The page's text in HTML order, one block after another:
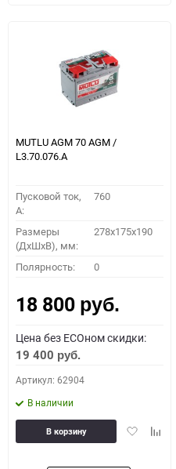
MUTLU AGM 70 AGM /
L3.70.076.A
Пусковой ток,
A:
760
Размеры
(ДхШхВ), мм:
278x175x190
Полярность: 0
18 800 руб.
Цена без ECOном скидки:
19 400 руб.
Артикул: 62904
В наличии
Добавить
В корзину